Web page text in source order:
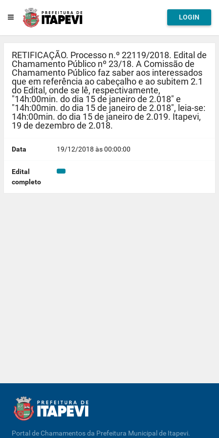
LOGIN
RETIFICAÇÃO. Processo n.º 22119/2018. Edital de
Chamamento Público nº 23/18. A Comissão de
Chamamento Público faz saber aos interessados
que em referência ao cabeçalho e ao subitem 2.1
do Edital, onde se lê, respectivamente,
"14h:00min. do dia 15 de janeiro de 2.018" e
"14h:00min. do dia 15 de janeiro de 2.018", leia-se:
14h:00min. do dia 15 de janeiro de 2.019. Itapevi,
19 de dezembro de 2.018.
Data 19/12/2018 às 00:00:00
Edital
completo
Portal de Chamamentos da Prefeitura Municipal de Itapevi.